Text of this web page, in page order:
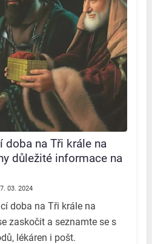
doba na Tři krále na
důležité informace na
7. 03. 2024
doba na Tři krále na
zaskočit a seznamte se s
lékáren i pošt.